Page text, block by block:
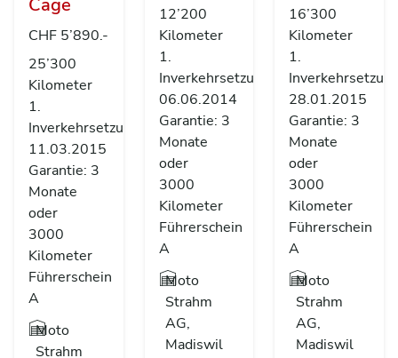
Cage
CHF 5’890.-
25’300
Kilometer
1.
Inverkehrsetzung
11.03.2015
Garantie: 3
Monate
oder
3000
Kilometer
Führerschein
A
Moto
Strahm
12’200
Kilometer
1.
Inverkehrsetzung
06.06.2014
Garantie: 3
Monate
oder
3000
Kilometer
Führerschein
A
Moto
Strahm
AG,
Madiswil
16’300
Kilometer
1.
28.01.2015
Garantie: 3
Monate
oder
3000
Kilometer
Führerschein
A
Moto
Strahm
AG,
Madiswil